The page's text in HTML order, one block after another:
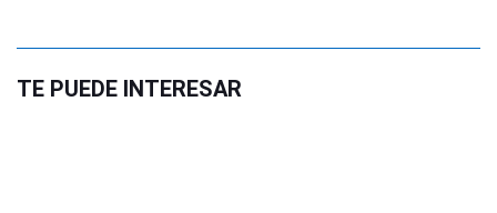
TE PUEDE INTERESAR